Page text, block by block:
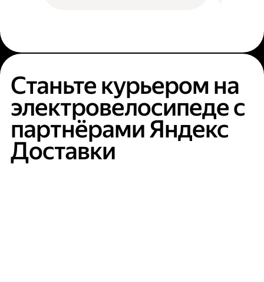
Станьте курьером на
электровелосипеде с
партнёрами Яндекс
Доставки